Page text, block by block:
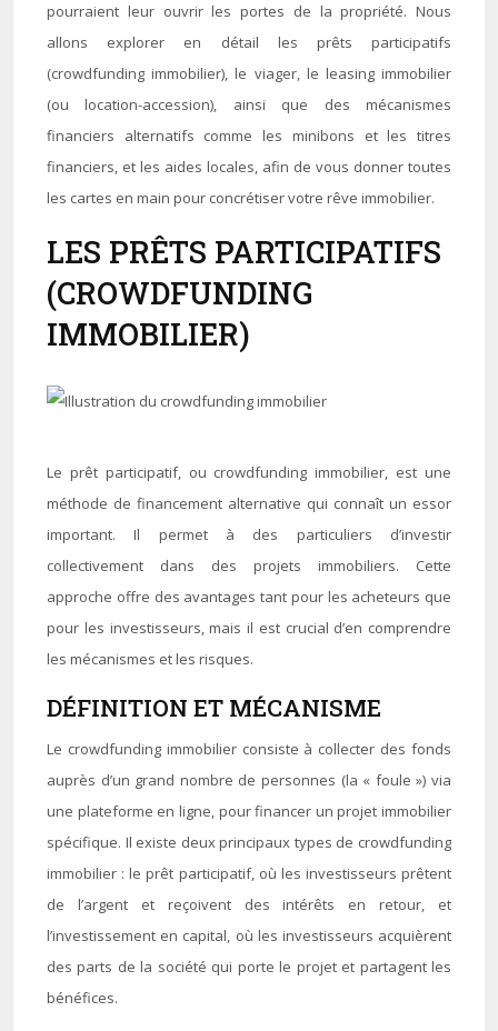
pourraient leur ouvrir les portes de la propriété. Nous
allons explorer en détail les prêts participatifs
(crowdfunding immobilier), le viager, le leasing immobilier
(ou location-accession), ainsi que des mécanismes
financiers alternatifs comme les minibons et les titres
financiers, et les aides locales, afin de vous donner toutes
les cartes en main pour concrétiser votre rêve immobilier.
LES PRÊTS PARTICIPATIFS
(CROWDFUNDING
IMMOBILIER)
Le prêt participatif, ou crowdfunding immobilier, est une
méthode de financement alternative qui connaît un essor
important. Il permet à des particuliers d’investir
collectivement dans des projets immobiliers. Cette
approche offre des avantages tant pour les acheteurs que
pour les investisseurs, mais il est crucial d’en comprendre
les mécanismes et les risques.
DÉFINITION ET MÉCANISME
Le crowdfunding immobilier consiste à collecter des fonds
auprès d’un grand nombre de personnes (la « foule ») via
une plateforme en ligne, pour financer un projet immobilier
spécifique. Il existe deux principaux types de crowdfunding
immobilier : le prêt participatif, où les investisseurs prêtent
de l’argent et reçoivent des intérêts en retour, et
l’investissement en capital, où les investisseurs acquièrent
des parts de la société qui porte le projet et partagent les
bénéfices.